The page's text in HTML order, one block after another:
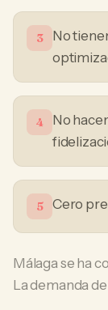
3
No
4
No
5 Cero
Málaga se ha
La demanda